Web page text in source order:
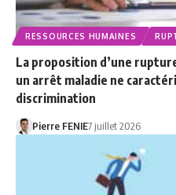
RESSOURCES HUMAINES
La proposition d’une
un arrêt maladie ne
discrimination
Pierre FENIE7 juillet 2026